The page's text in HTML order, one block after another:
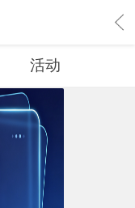
活动